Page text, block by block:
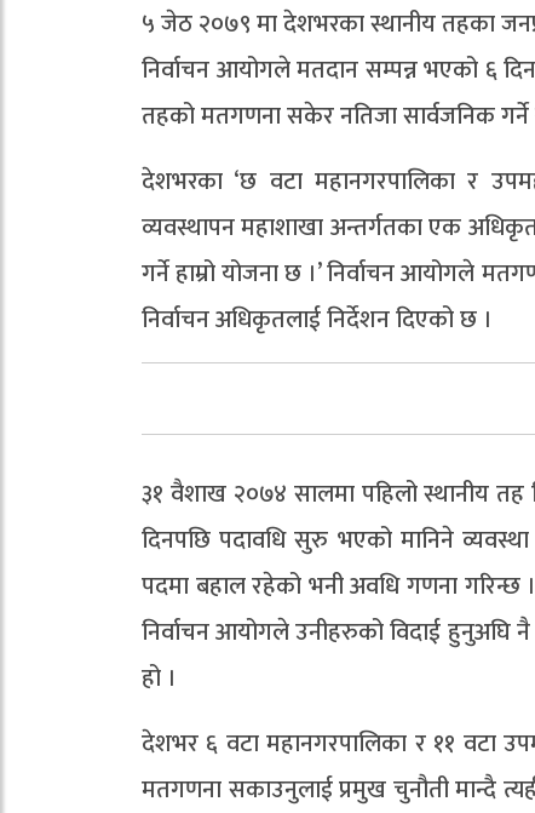
५ जेठ २०७९ मा देशभरका स्थानीय तहका
निर्वाचन आयोगले मतदान सम्पन्न भएको ६
तहको मतगणना सकेर नतिजा सार्वजनिक गर्ने
देशभरका ‘छ वटा महानगरपालिका र
व्यवस्थापन महाशाखा अन्तर्गतका एक
गर्ने हाम्रो योजना छ ।’ निर्वाचन आयोगले
निर्वाचन अधिकृतलाई निर्देशन दिएको छ ।
३१ वैशाख २०७४ सालमा पहिलो स्थानीय तह
दिनपछि पदावधि सुरु भएको मानिने
पदमा बहाल रहेको भनी अवधि गणना गरिन्छ
निर्वाचन आयोगले उनीहरुको विदाई हुनुअघि
हो ।
देशभर ६ वटा महानगरपालिका र ११ वटा
मतगणना सकाउनुलाई प्रमुख चुनौती मान्दै